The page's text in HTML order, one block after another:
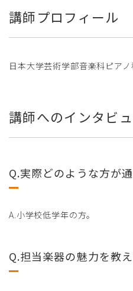
講師プロフィール
日本大学芸術学部音楽科ピアノ
講師へのインタビ
Q.実際どのような方が
A.小学校低学年の方。
Q.担当楽器の魅力を教え